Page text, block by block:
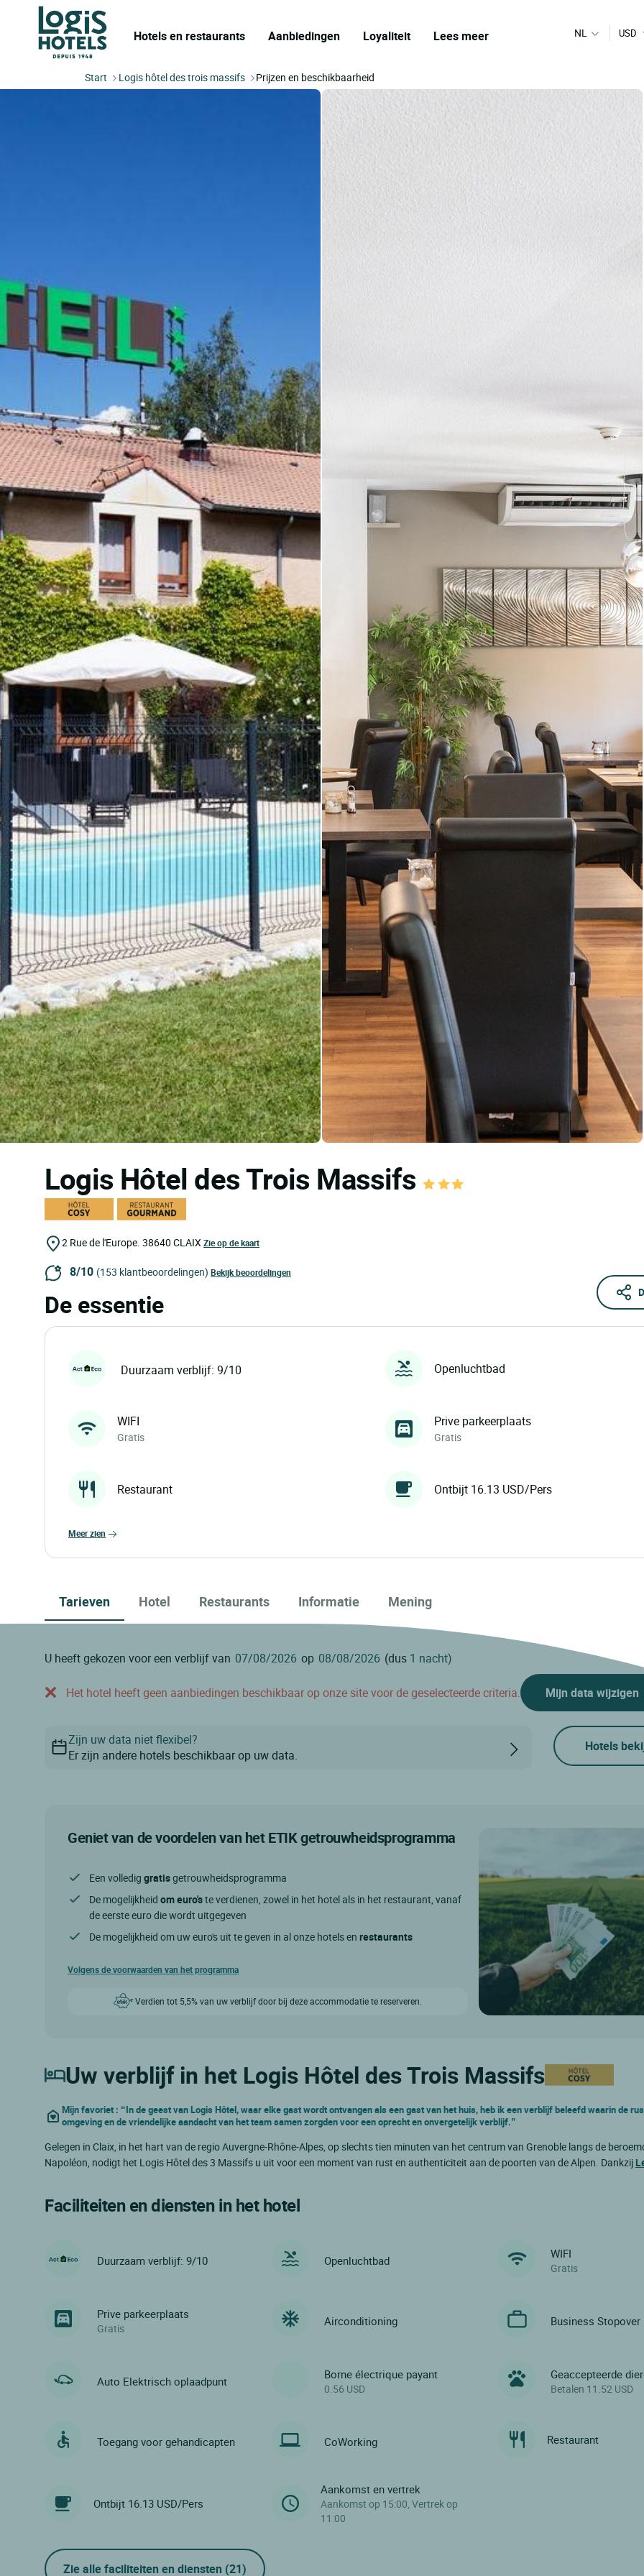
Hotels en restaurants Aanbiedingen Loyaliteit Lees meer NL USD
Start Logis hôtel des trois massifs Prijzen en beschikbaarheid
Logis Hôtel des Trois Massifs
2 Rue de l'Europe. 38640 CLAIX Zie op de kaart
8/10 (153 klantbeoordelingen) Bekijk beoordelingen
De essentie
Duurzaam verblijf: 9/10 Openluchtbad
WIFI
Gratis
Prive parkeerplaats
Gratis
Restaurant Ontbijt 16.13 USD/Pers
meer zien
Tarieven Hotel Restaurants Informatie Mening
U heeft gekozen voor een verblijf van op (dus 1 nacht)
Het hotel heeft geen aanbiedingen beschikbaar op onze site voor de geselecteerde criteria. Mijn data wijzigen
Zijn uw data niet flexibel?
Er zijn andere hotels beschikbaar op uw data.
Hotels
Geniet van de voordelen van het ETIK getrouwheidsprogramma
Een volledig gratisgetrouwheidsprogramma
De mogelijkheid om euro'ste verdienen, zowel in het hotel als in het restaurant, vanaf
de eerste euro die wordt uitgegeven
De mogelijkheid om uw euro's uit te geven in al onze hotels en restaurants
Volgens de voorwaarden van het programma
Verdien tot 5,5% van uw verblijf door bij deze accommodatie te reserveren.
Uw verblijf in het Logis Hôtel des Trois Massifs
Mijn favoriet : “In de geest van Logis Hôtel, waar elke gast wordt ontvangen als een gast van het huis, heb ik een verblijf beleefd waarin de
omgeving en de vriendelijke aandacht van het team samen zorgden voor een oprecht en onvergetelijk verblijf.”
Gelegen in Claix, in het hart van de regio Auvergne-Rhône-Alpes, op slechts tien minuten van het centrum van Grenoble langs de
Napoléon, nodigt het Logis Hôtel des 3 Massifs u uit voor een moment van rust en authenticiteit aan de poorten van de Alpen. Dankzij
Faciliteiten en diensten in het hotel
Duurzaam verblijf: 9/10 Openluchtbad WIFI
Gratis
Prive parkeerplaats
Gratis
Airconditioning Business Stopover
Auto Elektrisch oplaadpunt Borne électrique payant
0.56 USD
Geaccepteerde
Betalen 11.52 USD
Toegang voor gehandicapten CoWorking Restaurant
Ontbijt 16.13 USD/Pers
Aankomst en vertrek
Aankomst op 15:00, Vertrek op
11:00
Zie alle faciliteiten en diensten (21)